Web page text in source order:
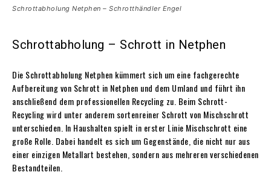
Schrottabholung Netphen – Schrotthändler Engel
Schrottabholung – Schrott in Netphen
Die Schrottabholung Netphen kümmert sich um eine fachgerechte
Aufbereitung von Schrott in Netphen und dem Umland und führt ihn
anschließend dem professionellen Recycling zu. Beim Schrott-
Recycling wird unter anderem sortenreiner Schrott von Mischschrott
unterschieden. In Haushalten spielt in erster Linie Mischschrott eine
große Rolle. Dabei handelt es sich um Gegenstände, die nicht nur aus
einer einzigen Metallart bestehen, sondern aus mehreren verschiedenen
Bestandteilen.